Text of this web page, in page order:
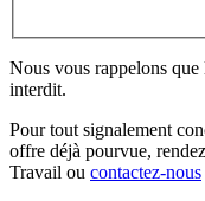
Nous vous rappelons
interdit.
Pour tout signalement
offre déjà pourvue,
Travail ou contactez-nous